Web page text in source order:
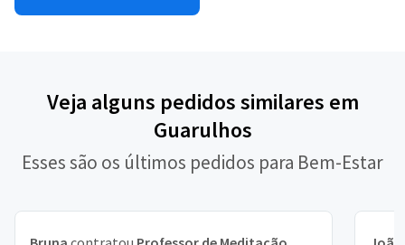
Veja alguns pedidos similares em
Guarulhos
Esses são os últimos pedidos para Bem-Estar